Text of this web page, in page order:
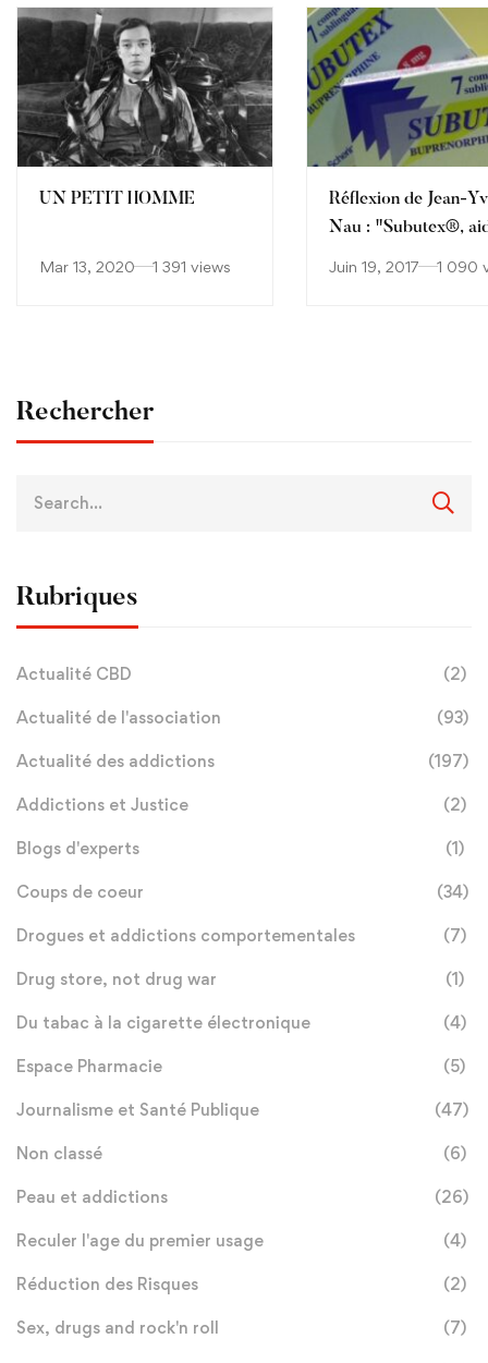
UN PETIT HOMME
Mar 13, 2020 1 391 views
Réflexion de Jean-
Nau : "Subutex®,
Juin 19, 2017 1 090
Rechercher
Rubriques
Actualité CBD (2)
Actualité de l'association (93)
Actualité des addictions (197)
Addictions et Justice (2)
Blogs d'experts (1)
Coups de coeur (34)
Drogues et addictions comportementales (7)
Drug store, not drug war (1)
Du tabac à la cigarette électronique (4)
Espace Pharmacie (5)
Journalisme et Santé Publique (47)
Non classé (6)
Peau et addictions (26)
Reculer l'age du premier usage (4)
Réduction des Risques (2)
Sex, drugs and rock'n roll (7)